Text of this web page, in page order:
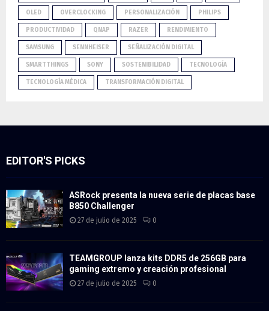
OLED OVERCLOCKING PERSONALIZACIÓN PHILIPS
PRODUCTIVIDAD QNAP RAZER RENDIMIENTO
SAMSUNG SENNHEISER SEÑALIZACIÓN DIGITAL
SMARTTHINGS SONY SOSTENIBILIDAD TECNOLOGÍA
TECNOLOGÍA MÉDICA TRANSFORMACIÓN DIGITAL
EDITOR'S PICKS
ASRock presenta la nueva serie de placas base
B850 Challenger
27 de julio de 2025 0
TEAMGROUP lanza kits DDR5 de 256GB para
gaming extremo y creación profesional
27 de julio de 2025 0